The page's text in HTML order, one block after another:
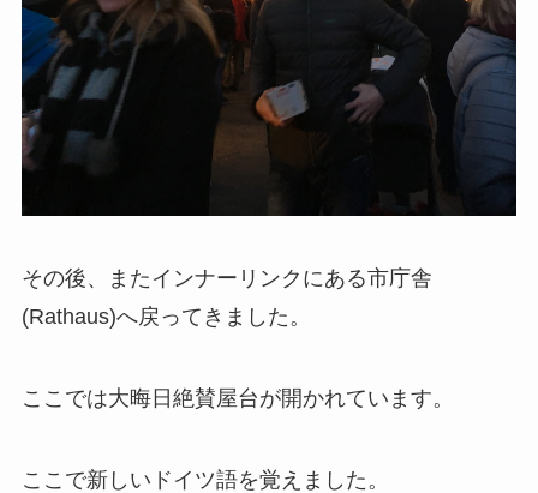
その後、またインナーリンクにある市庁舎
(Rathaus)へ戻ってきました。
ここでは大晦日絶賛屋台が開かれています。
ここで新しいドイツ語を覚えました。